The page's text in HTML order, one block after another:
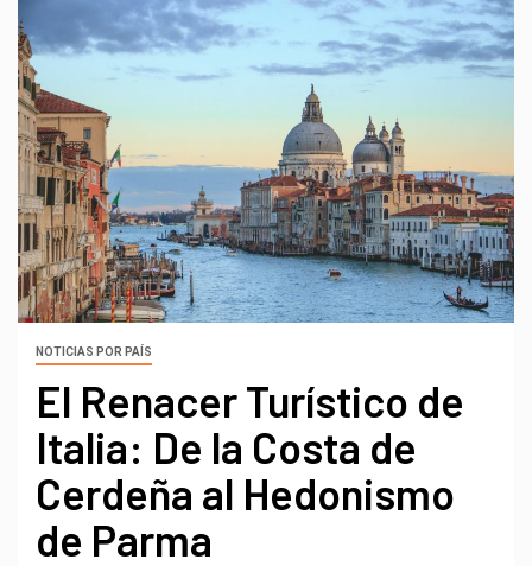
NOTICIAS POR PAÍS
El Renacer Turístico de
Italia: De la Costa de
Cerdeña al Hedonismo
de Parma